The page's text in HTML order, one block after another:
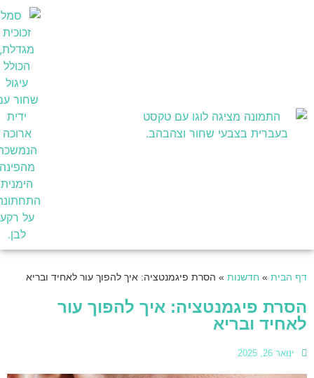
דף הבית»חדשנות»הסרת פיגמנטציה: איך להפוך עור לאחיד ובריא
הסרת פיגמנטציה: איך להפוך עור
לאחיד ובריא
ינואר 26, 2025